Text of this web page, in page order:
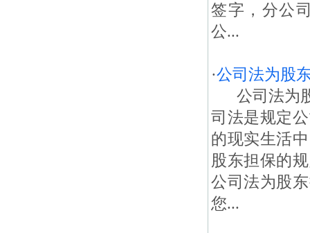
签字，分公
公...
·公司法为股
公司法为股
司法是规定
的现实生活
股东担保的
公司法为股
您...